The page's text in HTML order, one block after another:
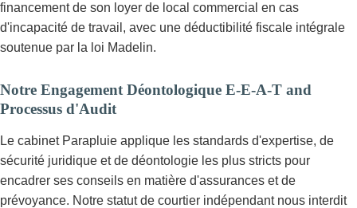
financement de son loyer de local commercial en cas
d'incapacité de travail, avec une déductibilité fiscale intégrale
soutenue par la loi Madelin.
Notre Engagement Déontologique E-E-A-T and
Processus d'Audit
Le cabinet Parapluie applique les standards d'expertise, de
sécurité juridique et de déontologie les plus stricts pour
encadrer ses conseils en matière d'assurances et de
prévoyance. Notre statut de courtier indépendant nous interdit